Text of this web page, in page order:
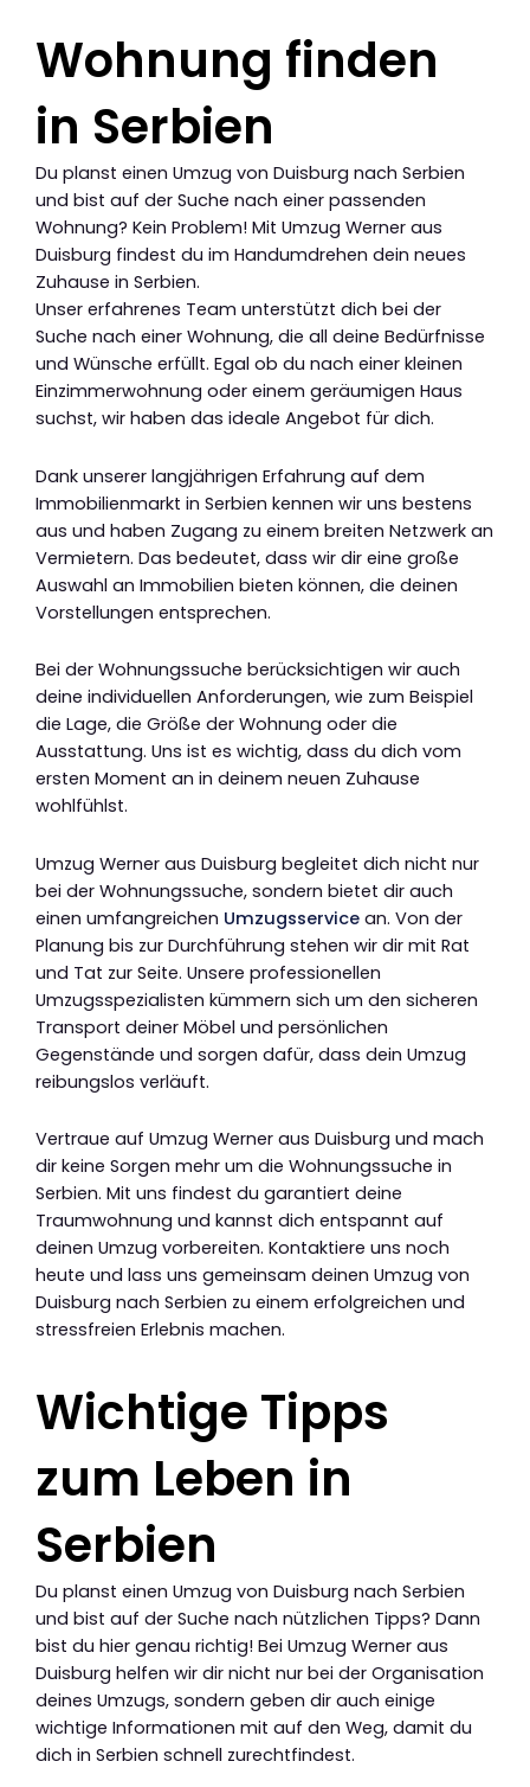
Wohnung finden
in Serbien
Du planst einen Umzug von Duisburg nach Serbien
und bist auf der Suche nach einer passenden
Wohnung? Kein Problem! Mit Umzug Werner aus
Duisburg findest du im Handumdrehen dein neues
Zuhause in Serbien.
Unser erfahrenes Team unterstützt dich bei der
Suche nach einer Wohnung, die all deine Bedürfnisse
und Wünsche erfüllt. Egal ob du nach einer kleinen
Einzimmerwohnung oder einem geräumigen Haus
suchst, wir haben das ideale Angebot für dich.
Dank unserer langjährigen Erfahrung auf dem
Immobilienmarkt in Serbien kennen wir uns bestens
aus und haben Zugang zu einem breiten Netzwerk an
Vermietern. Das bedeutet, dass wir dir eine große
Auswahl an Immobilien bieten können, die deinen
Vorstellungen entsprechen.
Bei der Wohnungssuche berücksichtigen wir auch
deine individuellen Anforderungen, wie zum Beispiel
die Lage, die Größe der Wohnung oder die
Ausstattung. Uns ist es wichtig, dass du dich vom
ersten Moment an in deinem neuen Zuhause
wohlfühlst.
Umzug Werner aus Duisburg begleitet dich nicht nur
bei der Wohnungssuche, sondern bietet dir auch
einen umfangreichen Umzugsservice an. Von der
Planung bis zur Durchführung stehen wir dir mit Rat
und Tat zur Seite. Unsere professionellen
Umzugsspezialisten kümmern sich um den sicheren
Transport deiner Möbel und persönlichen
Gegenstände und sorgen dafür, dass dein Umzug
reibungslos verläuft.
Vertraue auf Umzug Werner aus Duisburg und mach
dir keine Sorgen mehr um die Wohnungssuche in
Serbien. Mit uns findest du garantiert deine
Traumwohnung und kannst dich entspannt auf
deinen Umzug vorbereiten. Kontaktiere uns noch
heute und lass uns gemeinsam deinen Umzug von
Duisburg nach Serbien zu einem erfolgreichen und
stressfreien Erlebnis machen.
Wichtige Tipps
zum Leben in
Serbien
Du planst einen Umzug von Duisburg nach Serbien
und bist auf der Suche nach nützlichen Tipps? Dann
bist du hier genau richtig! Bei Umzug Werner aus
Duisburg helfen wir dir nicht nur bei der Organisation
deines Umzugs, sondern geben dir auch einige
wichtige Informationen mit auf den Weg, damit du
dich in Serbien schnell zurechtfindest.